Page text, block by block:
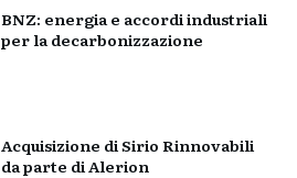
BNZ: energia e accordi industriali
per la decarbonizzazione
Acquisizione di Sirio Rinnovabili
da parte di Alerion